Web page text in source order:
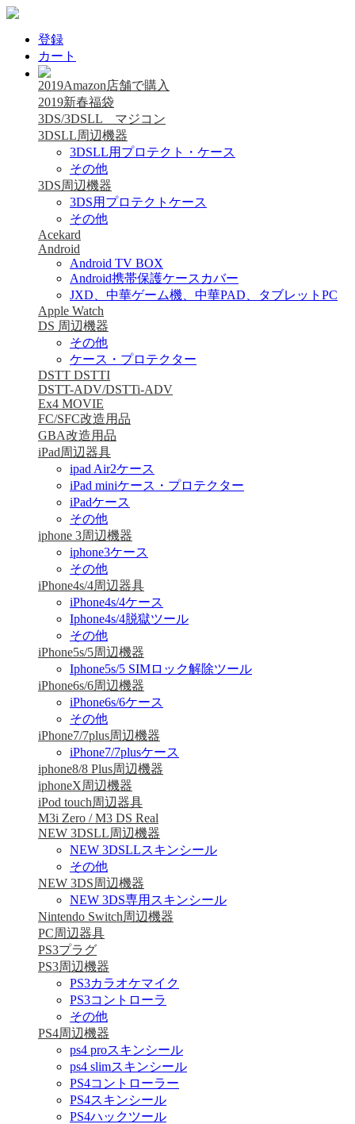
登録
カート
2019Amazon店舗で購入
2019新春福袋
3DS/3DSLL マジコン
3DSLL周辺機器
3DSLL用プロテクト・ケース
その他
3DS周辺機器
3DS用プロテクトケース
その他
Acekard
Android
Android TV BOX
Android携帯保護ケースカバー
JXD、中華ゲーム機、中華PAD、タブレットPC
Apple Watch
DS 周辺機器
その他
ケース・プロテクター
DSTT DSTTI
DSTT-ADV/DSTTi-ADV
Ex4 MOVIE
FC/SFC改造用品
GBA改造用品
iPad周辺器具
ipad Air2ケース
iPad miniケース・プロテクター
iPadケース
その他
iphone 3周辺機器
iphone3ケース
その他
iPhone4s/4周辺器具
iPhone4s/4ケース
Iphone4s/4脱獄ツール
その他
iPhone5s/5周辺機器
Iphone5s/5 SIMロック解除ツール
iPhone6s/6周辺機器
iPhone6s/6ケース
その他
iPhone7/7plus周辺機器
iPhone7/7plusケース
iphone8/8 Plus周辺機器
iphoneX周辺機器
iPod touch周辺器具
M3i Zero / M3 DS Real
NEW 3DSLL周辺機器
NEW 3DSLLスキンシール
その他
NEW 3DS周辺機器
NEW 3DS専用スキンシール
Nintendo Switch周辺機器
PC周辺器具
PS3プラグ
PS3周辺機器
PS3カラオケマイク
PS3コントローラ
その他
PS4周辺機器
ps4 proスキンシール
ps4 slimスキンシール
PS4コントローラー
PS4スキンシール
PS4ハックツール